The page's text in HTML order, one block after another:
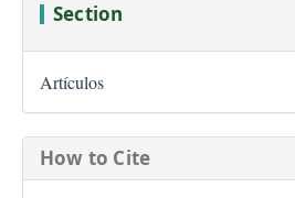
Section
Artículos
How to Cite